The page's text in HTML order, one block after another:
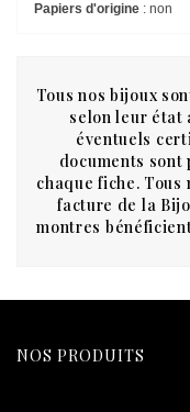
Papiers d'origine : non
Tous nos bijoux
selon leur état
éventuels
documents
chaque fiche. Tous
facture de la
montres
NOS PRODUITS